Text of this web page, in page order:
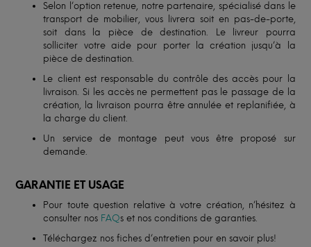
Selon l’option retenue, notre partenaire, spécialisé dans le
transport de mobilier, vous livrera soit en pas-de-porte,
soit dans la pièce de destination. Le livreur pourra
solliciter votre aide pour porter la création jusqu’à la
pièce de destination.
Le client est responsable du contrôle des accès pour la
livraison. Si les accès ne permettent pas le passage de la
création, la livraison pourra être annulée et replanifiée, à
la charge du client.
Un service de montage peut vous être proposé sur
demande.
GARANTIE ET USAGE
Pour toute question relative à votre création, n’hésitez à
consulter nos FAQs et nos conditions de garanties.
Téléchargez nos fiches d’entretien pour en savoir plus!